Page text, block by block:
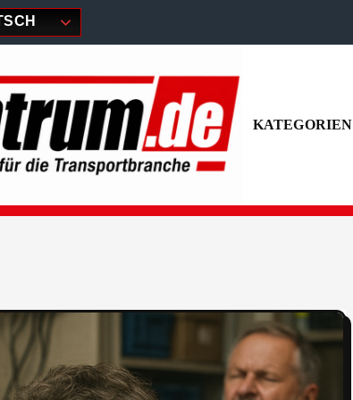
KATEGORIEN